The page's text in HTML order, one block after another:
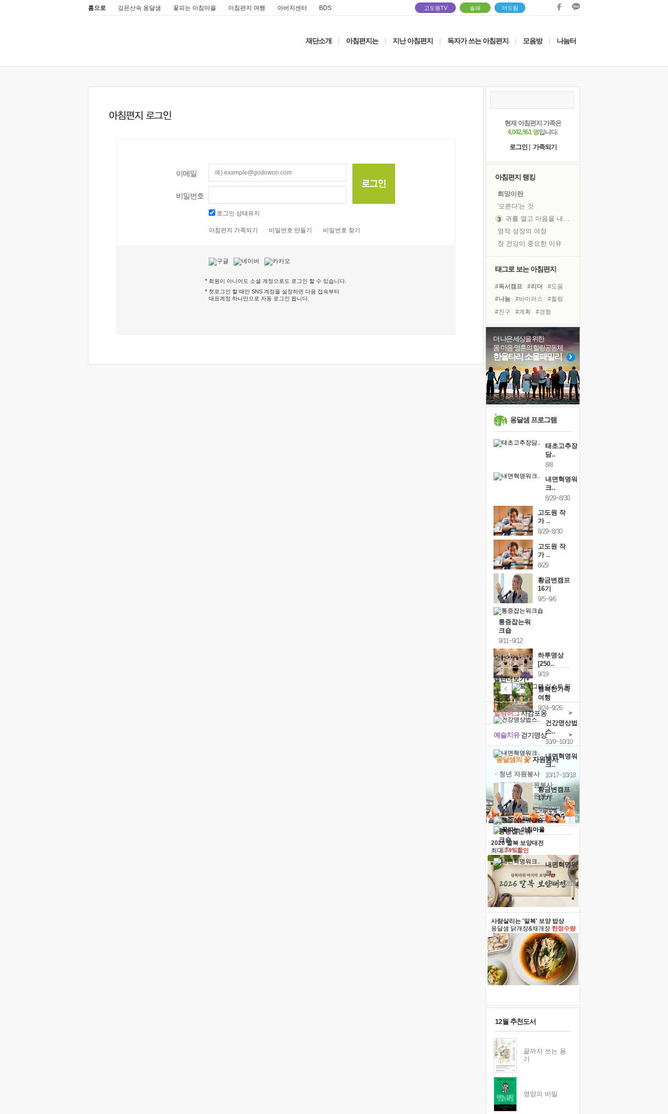
홈으로 깊은산속 옹달샘 꽃피는 아침마을 아침편지 여행 아버지센터 BDS 고도원TV 솔패 더드림
재단소개 아침편지는 지난 아침편지 독자가 쓰는 아침편지 모음방 나눔터
이메일
비밀번호
로그인 상태유지
아침편지 가족되기 비밀번호 만들기 비밀번호 찾기
회원이 아니어도 소셜 계정으로도 로그인 할 수 있습니다.
첫로그인 할 때만 SNS 계정을 설정하면 다음 접속부터
대표계정 하나만으로 자동 로그인 됩니다
현재 아침편지 가족은
4,042,961 명입니다.
로그인
가족되기
아침편지 랭킹
희망이란
'모른다'는 것
귀를 열고 마음을 내어주고
영적 성장의 여정
장 건강이 중요한 이유
흙이 된 몸으로 출근하는 여자
꿈이 실제가 되는 것
'말 타는 법'을 먼저
아픈 아버지를 위한 공간 설계
졸업식 사진을 보며
극심한 변비, 어깨결림, 수면 장애
보고 싶은 어머니
마음이 멈춰 버린 곳
유년 시절의 부산 영도 바다
못된 꼰대들
태그로 보는 아침편지
#독서캠프 #리더
#도움
#나눔
#바이러스
#힐링
#친구
#계획
#경험
#유튜브
#극복
#희망
#면역력
#위기
#삶
#독서
#아이들
#명상
#선택
#건강
#비전캠프
#사람
더 나은 세상을 위한
몸·마음·영혼의 힐링공동체
한울타리 소울패밀리
옹달샘 프로그램
태초고추장
담..
8/8
내면혁명워
크..
8/29~8/30
고도원 작
가 ..
8/29~8/30
고도원 작
가 ..
8/29
황금변캠프
16기
9/5~9/6
통증잡는워
크숍
9/11~9/12
하루명상
[250..
9/19
행복한가족
여행
9/24~9/26
건강명상법
스..
10/9~10/10
내면혁명워
크..
10/17~10/18
황금변캠프
17기
10/30~10/31
통증잡는워
크숍
11/7~11/8
내면혁명워
크..
12/12~12/13
캘린더보기+
예술치유걷기명상 >
힐링허그사감포옹 >
'옹달샘의 꽃'자원봉사
· 청년 자원봉사
· 금빛청년 자원봉사
· 음식연구 자원봉사
2026 말복 보양대전
최대74%할인
사람살리는 '말복' 보양 밥상
옹달샘 닭개장&채개장 한정수량
12월 추천도서
끝까지 쓰는 용
기
영양의 비밀